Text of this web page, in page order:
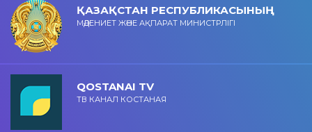
ҚАЗАҚСТАН РЕСПУБЛИКАСЫНЫҢ
МӘДЕНИЕТ ЖӘНЕ АҚПАРАТ МИНИСТРЛІГІ
QOSTANAI TV
ТВ КАНАЛ КОСТАНАЯ